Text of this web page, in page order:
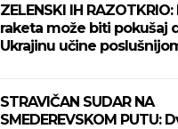
ZELENSKI IH
raketa može biti pokušaj
Ukrajinu učine
STRAVIČAN SUDAR NA
SMEDEREVSKOM PUTU: